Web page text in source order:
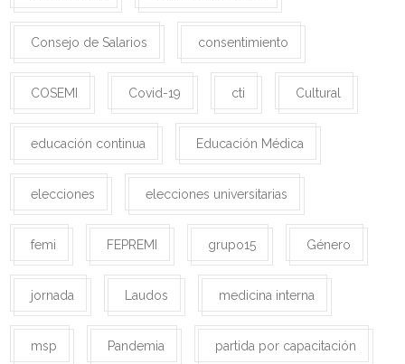
Consejo de Salarios consentimiento
COSEMI Covid-19 cti Cultural
educación continua Educación Médica
elecciones elecciones universitarias
femi FEPREMI grupo15 Género
jornada Laudos medicina interna
msp Pandemia partida por capacitación